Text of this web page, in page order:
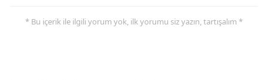
* Bu içerik ile ilgili yorum yok, ilk yorumu siz yazın, tartışalım *